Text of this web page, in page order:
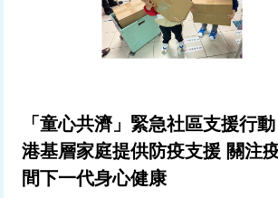
「童心共濟」緊急社區支援行
港基層家庭提供防疫支援 關注
間下一代身心健康